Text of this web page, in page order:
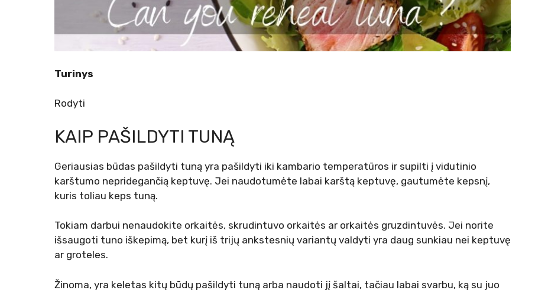
Turinys
Rodyti
KAIP PAŠILDYTI TUNĄ
Geriausias būdas pašildyti tuną yra pašildyti iki kambario temperatūros ir supilti į vidutinio
karštumo nepridegančią keptuvę. Jei naudotumėte labai karštą keptuvę, gautumėte kepsnį,
kuris toliau keps tuną.
Tokiam darbui nenaudokite orkaitės, skrudintuvo orkaitės ar orkaitės gruzdintuvės. Jei norite
išsaugoti tuno iškepimą, bet kurį iš trijų ankstesnių variantų valdyti yra daug sunkiau nei keptuvę
ar groteles.
Žinoma, yra keletas kitų būdų pašildyti tuną arba naudoti jį šaltai, tačiau labai svarbu, ką su juo